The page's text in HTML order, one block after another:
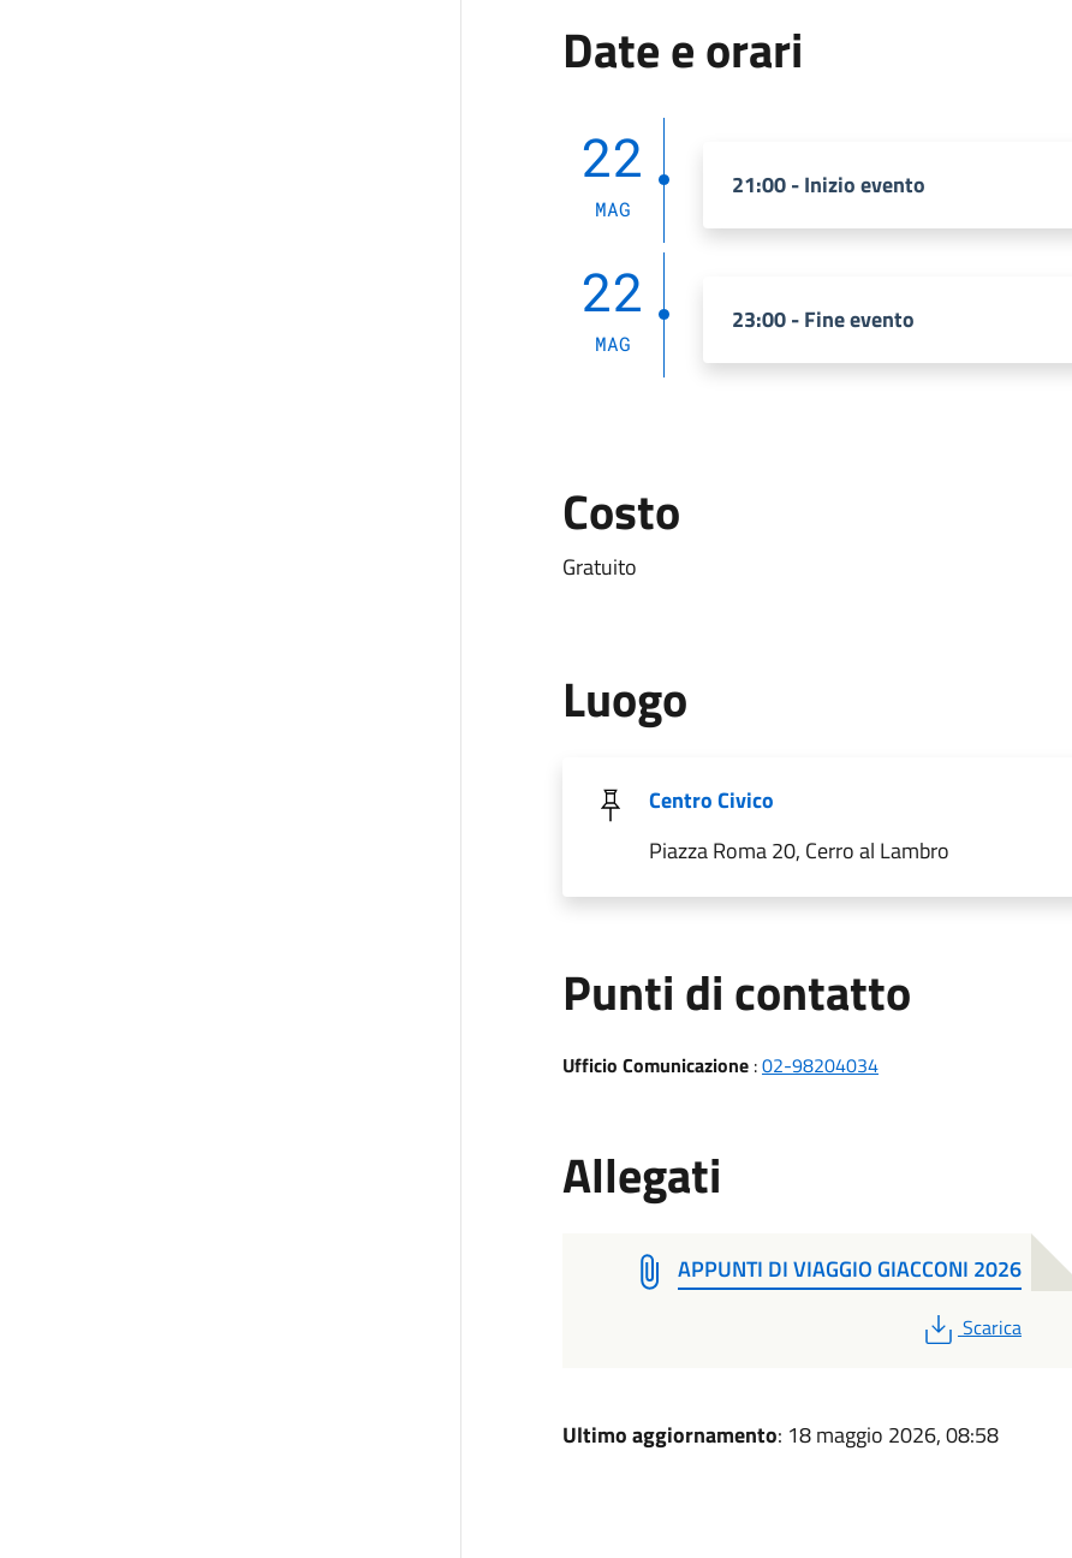
Date e orari
22
MAG
21:00 - Inizio evento
22
MAG
23:00 - Fine evento
Costo
Gratuito
Luogo
Centro Civico
Piazza Roma 20, Cerro al Lambro
Punti di contatto
Ufficio Comunicazione:02-98204034
Allegati
APPUNTI DI VIAGGIO GIACCONI 2026
PDF
Scarica
Ultimo aggiornamento: 18 maggio 2026, 08:58